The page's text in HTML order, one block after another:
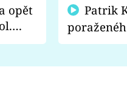
opět
a
fanoušci